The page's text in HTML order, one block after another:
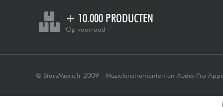
+ 10.000 PRODUCTEN
Op voorraad
© StarsMusic.fr 2009 - Muziekinstrumenten en Audio Pro